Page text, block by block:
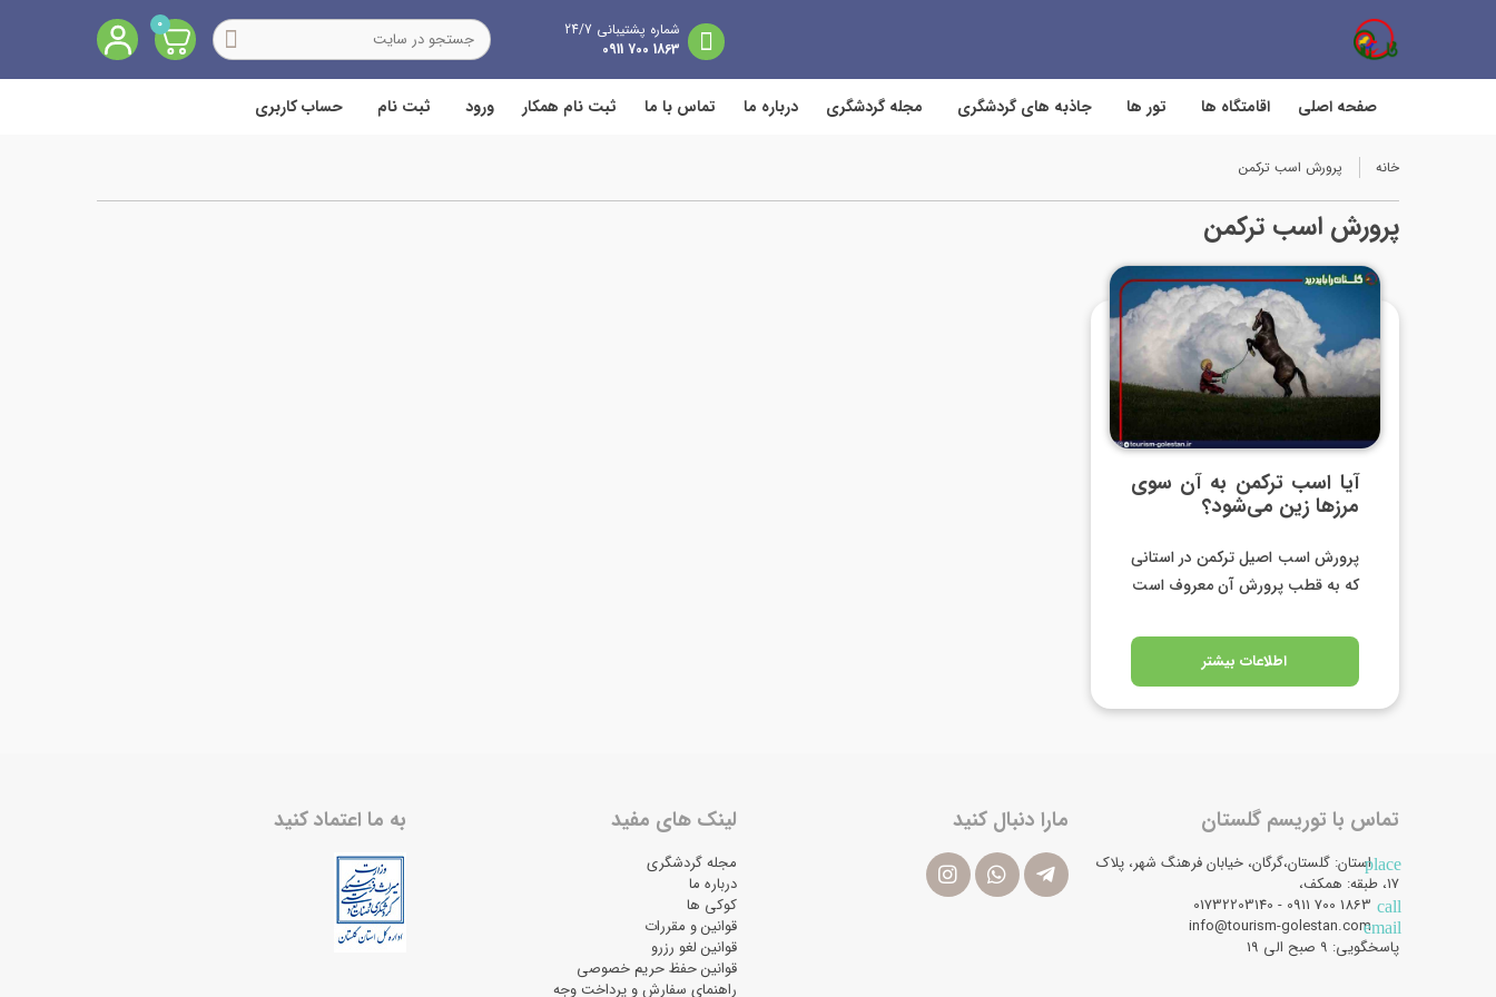
شماره پشتیبانی 24/7
1863 700 0911
0
صفحه اصلی اقامتگاه ها تور ها جاذبه های گردشگری مجله گردشگری درباره ما تماس با ما ثبت نام همکار ورود ثبت نام حساب کاربری
خانه پرورش اسب ترکمن
پرورش اسب ترکمن
آیا اسب ترکمن به آن سوی
مرز‌ها زین می‌شود؟
پرورش اسب اصیل ترکمن در استانی
که به قطب پرورش آن معروف است
اطلاعات بیشتر
تماس با توریسم گلستان
placeاستان: گلستان،گرگان، خیابان فرهنگ شهر، پلاک
17، طبقه: همکف،
call
email
info@tourism-golestan.com
پاسخگویی: ۹ صبح الی 19
مارا دنبال کنید لینک های مفید
مجله گردشگری
درباره ما
کوکی ها
قوانین و مقررات
قوانین لغو رزرو
قوانین حفظ حریم خصوصی
راهنمای سفارش و پرداخت وجه
به ما اعتماد کنید